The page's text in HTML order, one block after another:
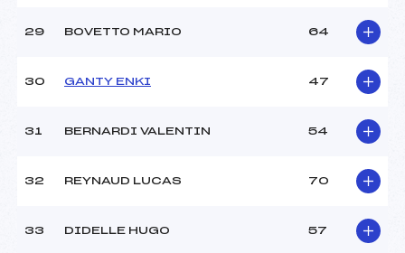
29 BOVETTO MARIO 64
30 GANTY ENKI 47
31 BERNARDI VALENTIN 54
32 REYNAUD LUCAS 70
33 DIDELLE HUGO 57